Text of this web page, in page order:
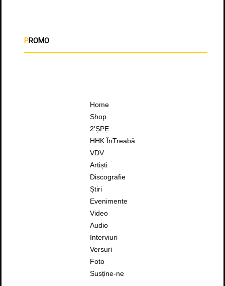
PROMO
Home
Shop
2’ȘPE
HHK ÎnTreabă
VDV
Artiști
Discografie
Știri
Evenimente
Video
Audio
Interviuri
Versuri
Foto
Susține-ne